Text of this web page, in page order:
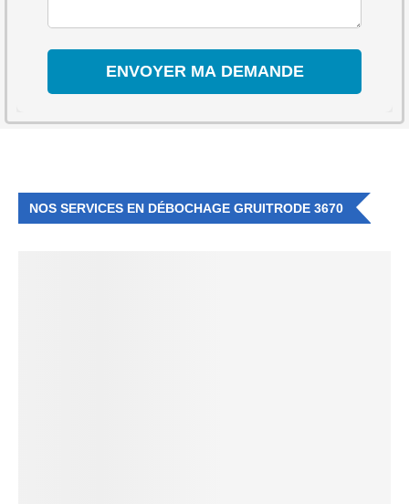
NOS SERVICES EN DÉBOCHAGE GRUITRODE 3670